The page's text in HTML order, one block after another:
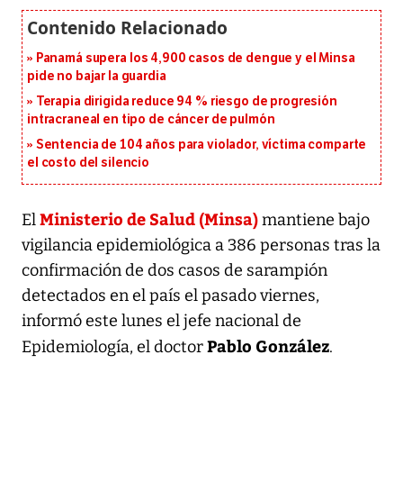
Panamá supera los 4,900 casos de dengue y el Minsa
pide no bajar la guardia
Terapia dirigida reduce 94 % riesgo de progresión
intracraneal en tipo de cáncer de pulmón
Sentencia de 104 años para violador, víctima comparte
el costo del silencio
ElMinisterio de Salud (Minsa)mantiene bajo
vigilancia epidemiológica a 386 personas tras la
confirmación de dos casos de sarampión
detectados en el país el pasado viernes,
informó este lunes el jefe nacional de
Epidemiología, el doctorPablo González.